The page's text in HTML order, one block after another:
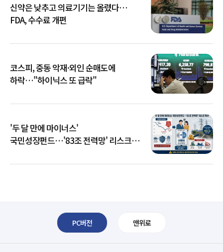
신약은 낮추고 의료기기는 올렸다…
FDA, 수수료 개편
코스피, 중동 악재·외인 순매도에
하락…"하이닉스 또 급락"
'두 달 만에 마이너스'
국민성장펀드…'83조 전력망' 리스크
PC버전 맨위로